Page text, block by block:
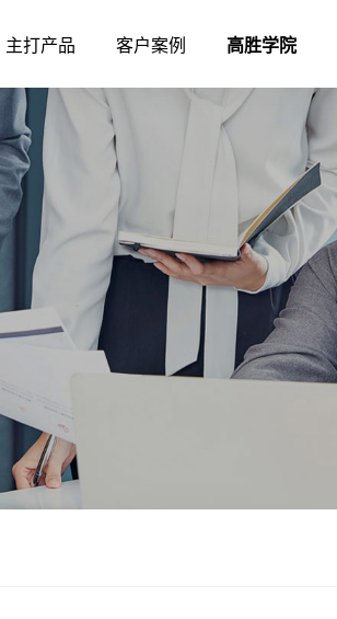
主打产品 客户案例 高胜学院